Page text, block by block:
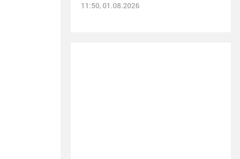
11:50, 01.08.2026